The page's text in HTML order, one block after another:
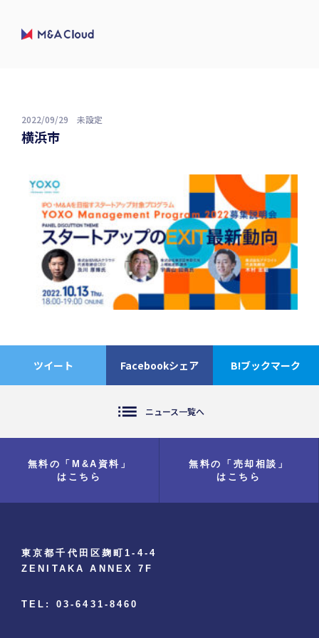
2022/09/29 未設定
横浜市
ツイート Facebookシェア B!ブックマーク
list ニュース一覧へ
無料の「M&A資料」
はこちら
無料の「売却相談」
はこちら
東京都千代田区麹町1-4-4
ZENITAKA ANNEX 7F
TEL: 03-6431-8460